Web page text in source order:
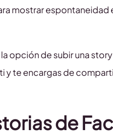
mostrar espontaneidad
opción de subir una
y te encargas de
de